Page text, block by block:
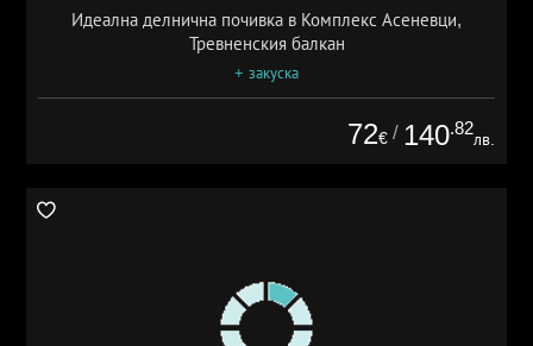
Идеална делнична почивка в Комплекс Асеневци,
Тревненския балкан
+ закуска
72€ / 140.82
лв.